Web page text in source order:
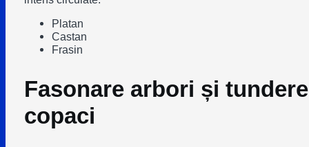
Platan
Castan
Frasin
Fasonare arbori și tundere
copaci